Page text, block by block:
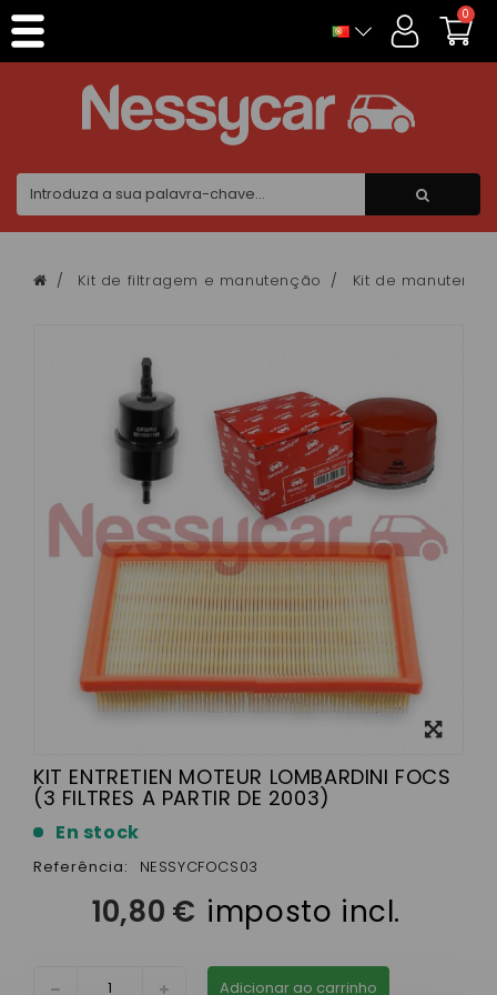
0
Kit de filtragem e manutenção Kit de
KIT ENTRETIEN MOTEUR LOMBARDINI FOCS
(3 FILTRES A PARTIR DE 2003)
En stock
Referência: NESSYCFOCS03
10,80 € imposto incl.
Adicionar ao carrinho
Painel de Gerenciamento de Cookies